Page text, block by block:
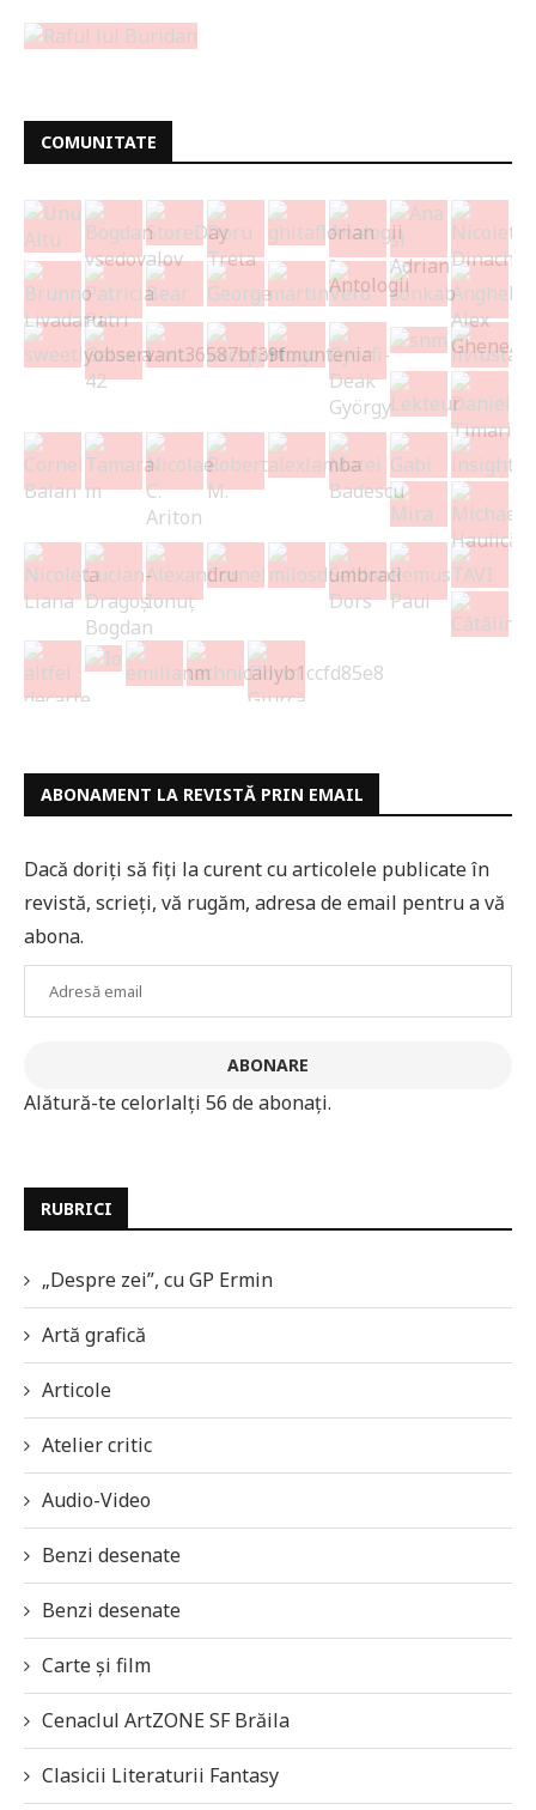
COMUNITATE
ABONAMENT LA REVISTĂ PRIN EMAIL
Dacă doriți să fiți la curent cu articolele publicate în
revistă, scrieți, vă rugăm, adresa de email pentru a vă
abona.
ABONARE
Alătură-te celorlalți 56 de abonați.
RUBRICI
„Despre zei”, cu GP Ermin
Artă grafică
Articole
Atelier critic
Audio-Video
Benzi desenate
Benzi desenate
Carte și film
Cenaclul ArtZONE SF Brăila
Clasicii Literaturii Fantasy